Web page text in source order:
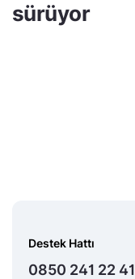
sürüyor
Destek Hattı
0850 241 22 41